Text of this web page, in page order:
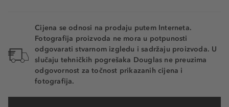
Cijena se odnosi na prodaju putem Interneta.
Fotografija proizvoda ne mora u potpunosti
odgovarati stvarnom izgledu i sadržaju proizvoda. U
slučaju tehničkih pogrešaka Douglas ne preuzima
odgovornost za točnost prikazanih cijena i
fotografija.